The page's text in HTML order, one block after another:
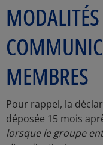
MEMBRES
Pour rappel, la
déposée 15 mois
lorsque le groupe